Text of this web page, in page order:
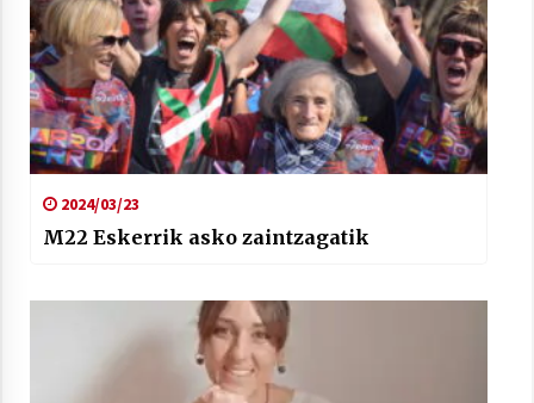
2024/03/23
M22 Eskerrik asko zaintzagatik